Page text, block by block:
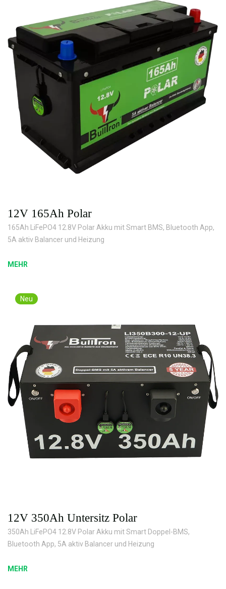
12V 165Ah Polar
165Ah LiFePO4 12.8V Polar Akku mit Smart BMS, Bluetooth App,
5A aktiv Balancer und Heizung
MEHR
Neu
12V 350Ah Untersitz Polar
350Ah LiFePO4 12.8V Polar Akku mit Smart Doppel-BMS,
Bluetooth App, 5A aktiv Balancer und Heizung
MEHR